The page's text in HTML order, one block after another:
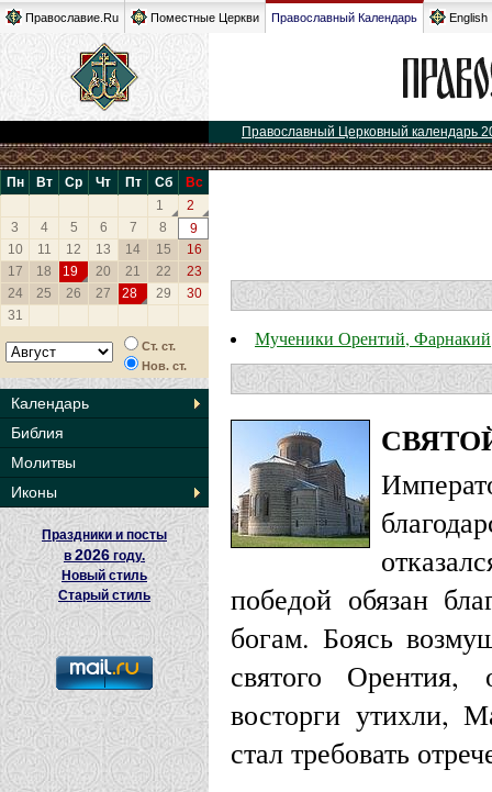
Православие.Ru Поместные Церкви Православный Календарь English
Православный Церковный календарь
Пн Вт Ср Чт Пт Сб
Вс
1
2
3
4 5 6 7 8
9
10
11 12 13 14 15
16
17
18 19 20 21 22
23
24
25 26 27 28 29
30
31
Ст. ст.
Нов. ст.
Календарь
Библия
Молитвы
Иконы
Праздники и посты
в2026 году.
Новый стиль
Старый стиль
Мученики Орентий,
победой обязан
богам. Боясь
святого Орентия,
восторги утихли,
стал требовать